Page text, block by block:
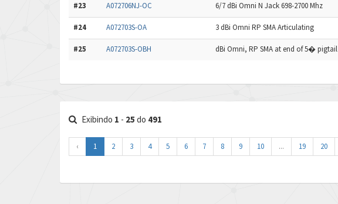
#23 A072706NJ-OC 6/7 dBi Omni N Jack 698-2700 Mhz
#24 A072703S-OA 3 dBi Omni RP SMA Articulating
#25 A072703S-OBH dBi Omni, RP SMA at end of 5� pigtail
Exibindo 1 - 25 do 491
‹ 1 2 3 4 5 6 7 8 9 10 ... 19 20